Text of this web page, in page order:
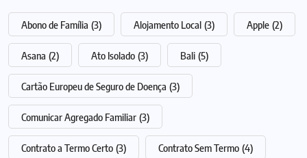
Abono de Família (3) Alojamento Local (3) Apple (2)
Asana (2) Ato Isolado (3) Bali (5)
Cartão Europeu de Seguro de Doença (3)
Comunicar Agregado Familiar (3)
Contrato a Termo Certo (3) Contrato Sem Termo (4)